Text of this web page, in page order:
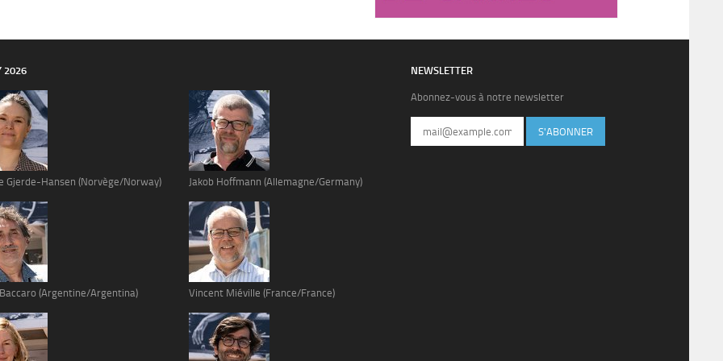
2026
Gjerde-Hansen (Norvège/Norway)
(Argentine/Argentina)
Jakob Hoffmann (Allemagne/Germany)
Vincent Miéville (France/France)
NEWSLETTER
Abonnez-vous à notre newsletter
S'ABONNER